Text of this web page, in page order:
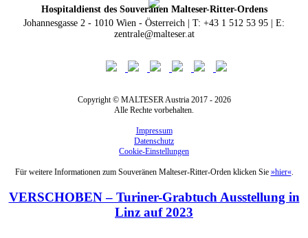
Hospitaldienst des Souveränen Malteser-Ritter-Ordens
Johannesgasse 2 - 1010 Wien - Österreich | T: +43 1 512 53 95 | E:
zentrale@malteser.at
Copyright © MALTESER Austria 2017 - 2026
Alle Rechte vorbehalten.
Impressum
Datenschutz
Cookie-Einstellungen
Für weitere Informationen zum Souveränen Malteser-Ritter-Orden klicken Sie »hier«.
VERSCHOBEN – Turiner-Grabtuch Ausstellung in
Linz auf 2023